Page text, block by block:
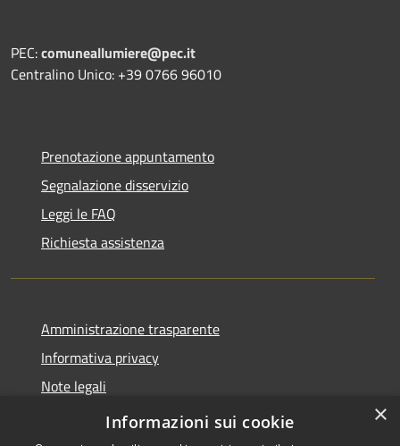
PEC:comuneallumiere@pec.it
Centralino Unico: +39 0766 96010
Prenotazione appuntamento
Segnalazione disservizio
Leggi le FAQ
Richiesta assistenza
Amministrazione trasparente
Informativa privacy
Note legali
Dichiarazione di accessibilità
×
Informazioni sui cookie